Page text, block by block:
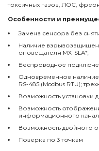
токсичных газов, ЛОС,
Особенности и
Замена сенсора без
Наличие
оповещателя MX-SLA*;
Беспроводное
Одновременное наличие
RS-485 (Modbus RTU);
Возможность установки
Возможность
информационного
Возможность двойного
Поверка по 3 точкам